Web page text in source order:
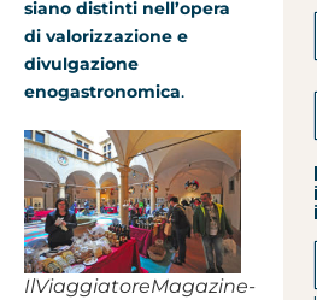
siano distinti nell’opera
di valorizzazione e
divulgazione
enogastronomica.
IlViaggiatoreMagazine-